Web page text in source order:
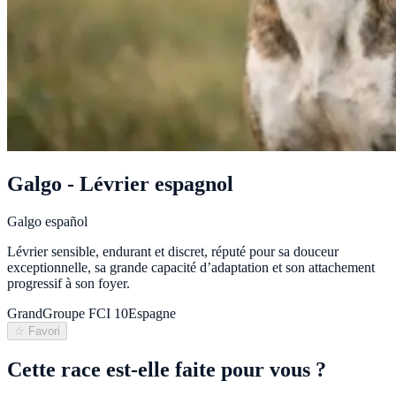
Galgo - Lévrier espagnol
Galgo español
Lévrier sensible, endurant et discret, réputé pour sa douceur
exceptionnelle, sa grande capacité d’adaptation et son attachement
progressif à son foyer.
GrandGroupe FCI 10Espagne
☆ Favori
Cette race est-elle faite pour vous ?